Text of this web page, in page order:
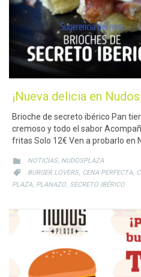
¡Nueva delicia en
Brioche de secreto ibérico Pan
cremoso y todo el sabor
fritas Solo 12€ Ven a probarlo en
 CATEGORY
NOTICIAS, NUDOSPLAZA

CATEGORY
BURGER LOVERS, CENA PERFECTA,
PLAZA, PLANAZO, SECRETO IBÉRICO